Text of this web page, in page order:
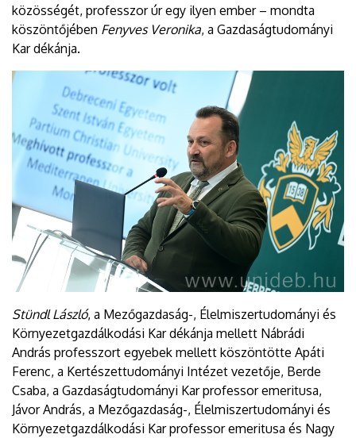
közösségét, professzor úr egy ilyen ember – mondta
köszöntőjében Fenyves Veronika, a Gazdaságtudományi
Kar dékánja.
Stündl László, a Mezőgazdaság-, Élelmiszertudományi és
Környezetgazdálkodási Kar dékánja mellett Nábrádi
András professzort egyebek mellett köszöntötte Apáti
Ferenc, a Kertészettudományi Intézet vezetője, Berde
Csaba, a Gazdaságtudományi Kar professor emeritusa,
Jávor András, a Mezőgazdaság-, Élelmiszertudományi és
Környezetgazdálkodási Kar professor emeritusa és Nagy